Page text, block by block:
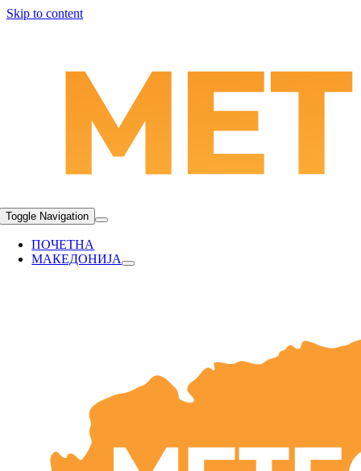
Skip to content
Toggle Navigation
ПОЧЕТНА
МАКЕДОНИЈА